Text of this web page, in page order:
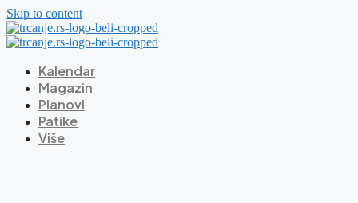
Skip to content
Kalendar
Magazin
Planovi
Patike
Više